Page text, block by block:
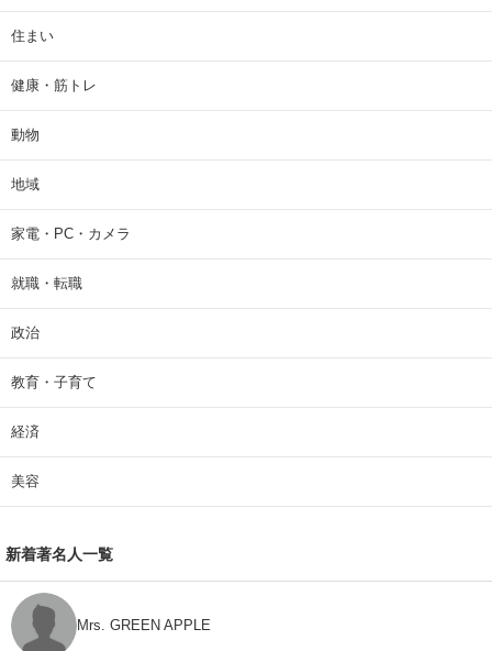
住まい
健康・筋トレ
動物
地域
家電・PC・カメラ
就職・転職
政治
教育・子育て
経済
美容
新着著名人一覧
Mrs. GREEN APPLE